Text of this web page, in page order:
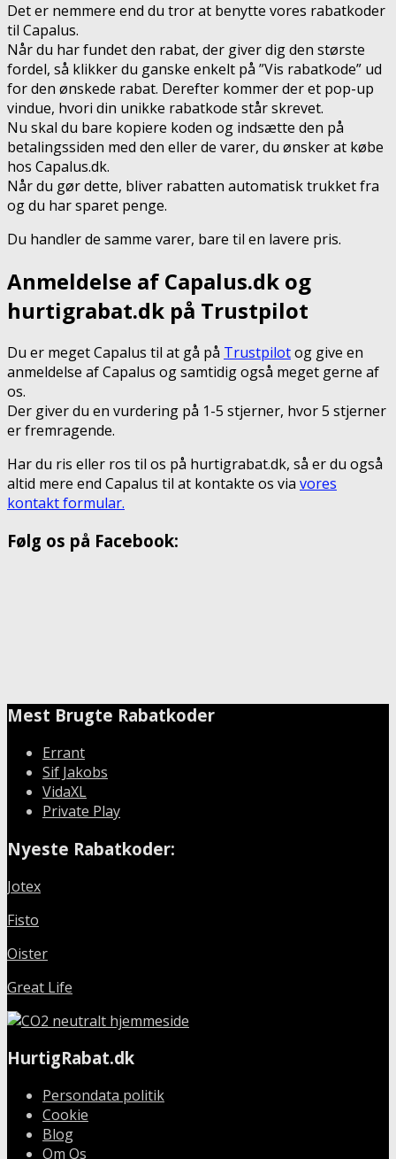
Det er nemmere end du tror at benytte vores rabatkoder
til Capalus.
Når du har fundet den rabat, der giver dig den største
fordel, så klikker du ganske enkelt på ”Vis rabatkode” ud
for den ønskede rabat. Derefter kommer der et pop-up
vindue, hvori din unikke rabatkode står skrevet.
Nu skal du bare kopiere koden og indsætte den på
betalingssiden med den eller de varer, du ønsker at købe
hos Capalus.dk.
Når du gør dette, bliver rabatten automatisk trukket fra
og du har sparet penge.
Du handler de samme varer, bare til en lavere pris.
Anmeldelse af Capalus.dk og
hurtigrabat.dk på Trustpilot
Du er meget Capalus til at gå på Trustpilotog give en
anmeldelse af Capalus og samtidig også meget gerne af
os.
Der giver du en vurdering på 1-5 stjerner, hvor 5 stjerner
er fremragende.
Har du ris eller ros til os på hurtigrabat.dk, så er du også
altid mere end Capalus til at kontakte os via vores
kontakt formular.
Følg os på Facebook:
Mest Brugte Rabatkoder
Errant
Sif Jakobs
VidaXL
Private Play
Nyeste Rabatkoder:
Jotex
Fisto
Oister
Great Life
HurtigRabat.dk
Persondata politik
Cookie
Blog
Om Os